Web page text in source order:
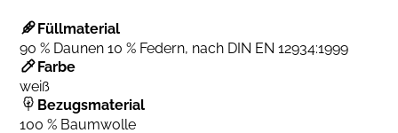
Füllmaterial
90 % Daunen 10 % Federn, nach DIN EN 12934:1999
Farbe
weiß
Bezugsmaterial
100 % Baumwolle